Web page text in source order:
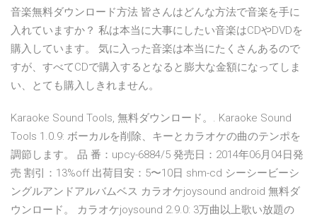
音楽無料ダウンロード方法 皆さんはどんな方法で音楽を手に
入れていますか？ 私は本当に大事にしたい音楽はCDやDVDを
購入しています。 気に入った音楽は本当にたくさんあるので
すが、すべてCDで購入するとなると膨大な金額になってしま
い、とても購入しきれません。
Karaoke Sound Tools, 無料ダウンロード。. Karaoke Sound
Tools 1.0.9: ボーカルを削除、キーとカラオケの曲のテンポを
調節します。 品 番：upcy-6884/5 発売日：2014年06月04日発
売 割引：13%off 出荷目安：5〜10日 shm-cd シーシービーシ
ングルアンドアルバムベス カラオケjoysound android 無料ダ
ウンロード。 カラオケjoysound 2.9.0: 3万曲以上歌い放題の